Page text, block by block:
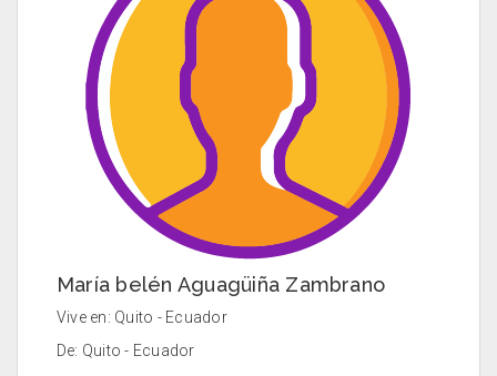
María belén Aguagüiña Zambrano
Vive en: Quito - Ecuador
De: Quito - Ecuador